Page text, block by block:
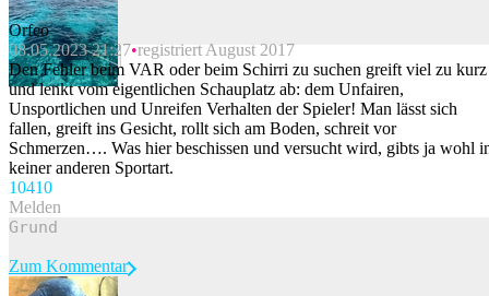
Beitrag melden
Orfeo
08.05.2023 21:27 registriert August 2017
Den Fehler beim VAR oder beim Schirri zu suchen greift viel zu kurz
und lenkt vom eigentlichen Schauplatz ab: dem Unfairen,
Unsportlichen und Unreifen Verhalten der Spieler! Man lässt sich
fallen, greift ins Gesicht, rollt sich am Boden, schreit vor
Schmerzen…. Was hier beschissen und versucht wird, gibts ja wohl
keiner anderen Sportart.
10410
Melden
Zum Kommentar